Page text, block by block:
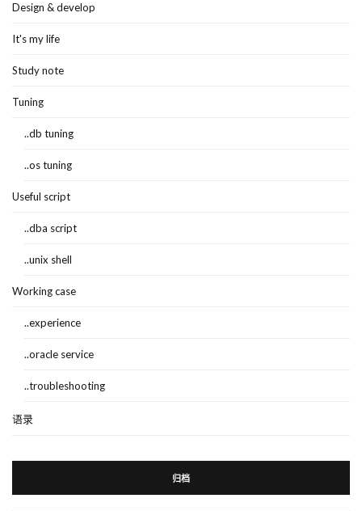
Design & develop
It's my life
Study note
Tuning
..db tuning
..os tuning
Useful script
..dba script
..unix shell
Working case
..experience
..oracle service
..troubleshooting
语录
归档